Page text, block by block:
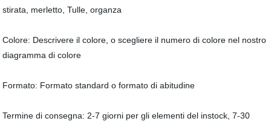
stirata, merletto, Tulle, organza
Colore: Descrivere il colore, o scegliere il numero di colore nel nostro
diagramma di colore
Formato: Formato standard o formato di abitudine
Termine di consegna: 2-7 giorni per gli elementi del instock, 7-30